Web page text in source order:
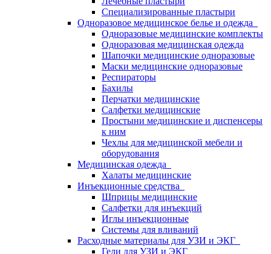
Специализированные пластыри
Одноразовое медицинское белье и одежда
Одноразовые медицинские комплекты
Одноразовая медицинская одежда
Шапочки медицинские одноразовые
Маски медицинские одноразовые
Респираторы
Бахилы
Перчатки медицинские
Салфетки медицинские
Простыни медицинские и диспенсеры
к ним
Чехлы для медицинской мебели и
оборудования
Медицинская одежда
Халаты медицинские
Инъекционные средства
Шприцы медицинские
Салфетки для инъекций
Иглы инъекционные
Системы для вливаний
Расходные материалы для УЗИ и ЭКГ
Гели для УЗИ и ЭКГ